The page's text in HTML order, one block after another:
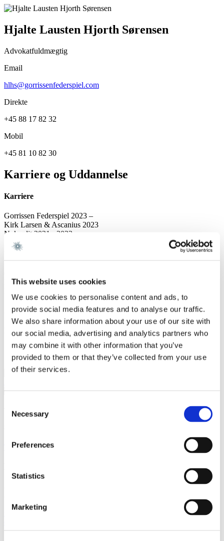
This website uses cookies
We use cookies to personalise content and ads, to
provide social media features and to analyse our traffic.
We also share information about your use of our site with
our social media, advertising and analytics partners who
may combine it with other information that you’ve
provided to them or that they’ve collected from your use
of their services.
Selection
Necessary
Preferences
Statistics
Marketing
Hjalte Lausten Hjorth Sørensen
Advokatfuldmægtig
Email
hlhs@gorrissenfederspiel.com
Direkte
+45 88 17 82 32
Mobil
+45 81 10 82 30
Karriere og Uddannelse
Karriere
Gorrissen Federspiel 2023 –
Kirk Larsen & Ascanius 2023
Nykredit 2021 - 2023
Uddannelse
Erasmus, Università di Bologna 2024
Sprog
Engelsk
Specialer
Vi er et førende dansk advokatfirma med
Tilmeld dig nyheder og arrangementer
1609 København V
+45 33 41 41 41